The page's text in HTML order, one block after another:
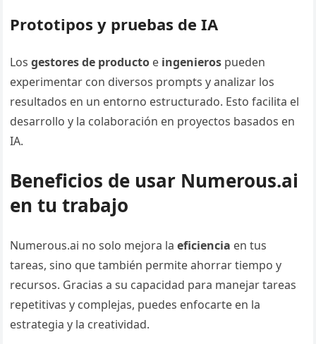
Prototipos y pruebas de IA
Losgestores de producto e ingenieros pueden
experimentar con diversos prompts y analizar los
resultados en un entorno estructurado. Esto facilita el
desarrollo y la colaboración en proyectos basados en
IA.
Beneficios de usar Numerous.ai
en tu trabajo
Numerous.ai no solo mejora laeficiencia en tus
tareas, sino que también permite ahorrar tiempo y
recursos. Gracias a su capacidad para manejar tareas
repetitivas y complejas, puedes enfocarte en la
estrategia y la creatividad.